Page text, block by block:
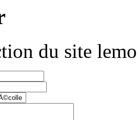
du site